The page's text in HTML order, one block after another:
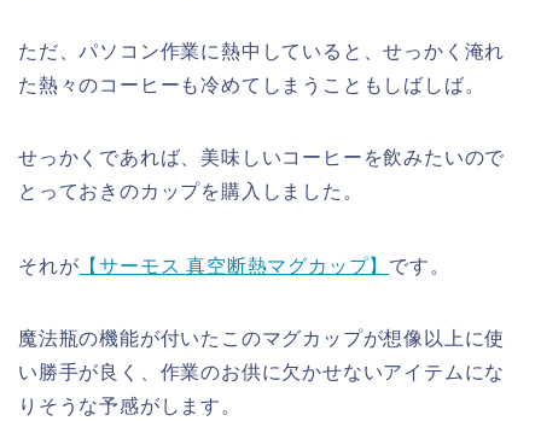
ただ、パソコン作業に熱中していると、せっかく淹れ
た熱々のコーヒーも冷めてしまうこともしばしば。
せっかくであれば、美味しいコーヒーを飲みたいので
とっておきのカップを購入しました。
それが 【サーモス 真空断熱マグカップ】 です。
魔法瓶の機能が付いたこのマグカップが想像以上に使
い勝手が良く、作業のお供に欠かせないアイテムにな
りそうな予感がします。